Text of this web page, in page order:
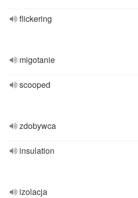
flickering
migotanie
scooped
zdobywca
insulation
izolacja